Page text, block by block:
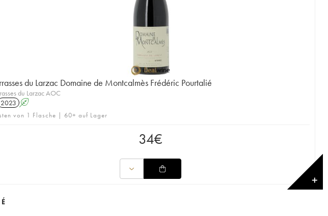
du Larzac Domaine de Montcalmès Frédéric Pourtalié
du Larzac AOC
2023 A
von 1 Flasche | 60+ auf Lager
34€
✕